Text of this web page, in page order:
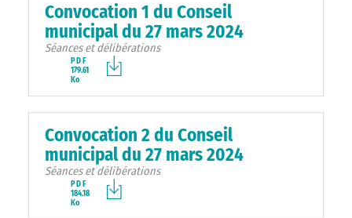
Convocation 1 du Conseil
municipal du 27 mars 2024
Séances et délibérations
PDF
179.61
Ko
Convocation 2 du Conseil
municipal du 27 mars 2024
Séances et délibérations
PDF
184.18
Ko